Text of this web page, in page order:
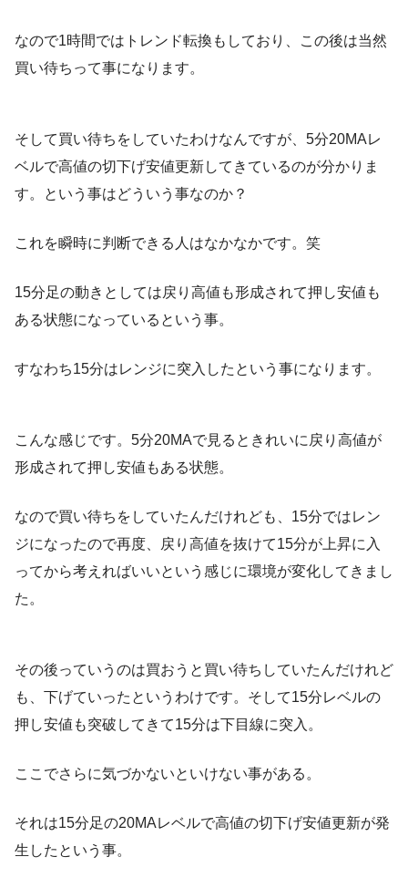
なので1時間ではトレンド転換もしており、この後は当然
買い待ちって事になります。
そして買い待ちをしていたわけなんですが、5分20MAレ
ベルで高値の切下げ安値更新してきているのが分かりま
す。という事はどういう事なのか？
これを瞬時に判断できる人はなかなかです。笑
15分足の動きとしては戻り高値も形成されて押し安値も
ある状態になっているという事。
すなわち15分はレンジに突入したという事になります。
こんな感じです。5分20MAで見るときれいに戻り高値が
形成されて押し安値もある状態。
なので買い待ちをしていたんだけれども、15分ではレン
ジになったので再度、戻り高値を抜けて15分が上昇に入
ってから考えればいいという感じに環境が変化してきまし
た。
その後っていうのは買おうと買い待ちしていたんだけれど
も、下げていったというわけです。そして15分レベルの
押し安値も突破してきて15分は下目線に突入。
ここでさらに気づかないといけない事がある。
それは15分足の20MAレベルで高値の切下げ安値更新が発
生したという事。